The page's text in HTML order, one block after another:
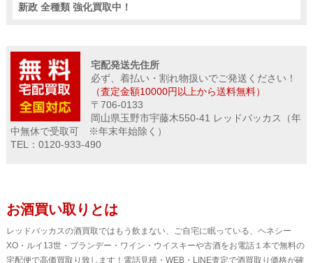
新政 全種類 強化買取中！
宅配発送先住所
必ず、着払い・割れ物扱いでご発送ください！
（査定金額10000円以上から送料無料）
〒706-0133
岡山県玉野市宇藤木550-41 レッドバッカス（年
中無休で受取可 ※年末年始除く）
TEL：0120-933-490
お酒買い取りとは
レッドバッカスの酒買取ではもう飲まない、ご自宅に眠っている、ヘネシー
XO・ルイ13世・ブランデー・ワイン・ウイスキーや古酒をお電話１本で無料の
宅配便で高価買取り致します！電話見積・WEB・LINE査定で酒買取り価格が確